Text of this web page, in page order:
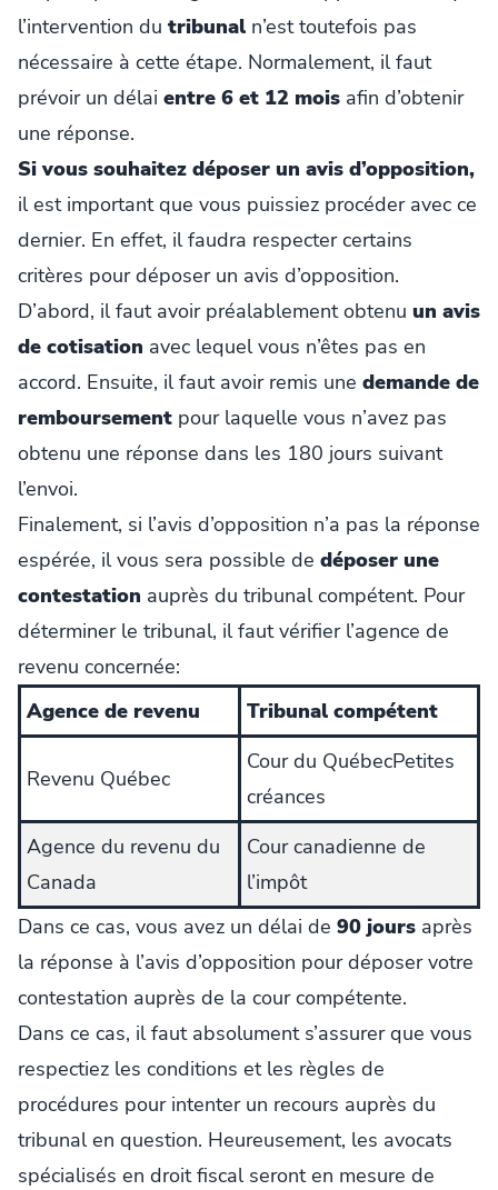
l’intervention du tribunal n’est toutefois pas
nécessaire à cette étape. Normalement, il faut
prévoir un délai entre 6 et 12 mois afin d’obtenir
une réponse.
Si vous souhaitez déposer un avis d’opposition,
il est important que vous puissiez procéder avec ce
dernier. En effet, il faudra respecter certains
critères pour déposer un avis d’opposition.
D’abord, il faut avoir préalablement obtenu un avis
de cotisation avec lequel vous n’êtes pas en
accord. Ensuite, il faut avoir remis une demande de
remboursement pour laquelle vous n’avez pas
obtenu une réponse dans les 180 jours suivant
l’envoi.
Finalement, si l’avis d’opposition n’a pas la réponse
espérée, il vous sera possible de déposer une
contestation auprès du tribunal compétent. Pour
déterminer le tribunal, il faut vérifier l’agence de
revenu concernée:
Agence de revenu
Tribunal compétent
Revenu Québec
Cour du QuébecPetites
créances
Agence du revenu du
Canada
Cour canadienne de
l’impôt
Dans ce cas, vous avez un délai de 90 jours après
la réponse à l’avis d’opposition pour déposer votre
contestation auprès de la cour compétente.
Dans ce cas, il faut absolument s’assurer que vous
respectiez les conditions et les règles de
procédures pour intenter un recours auprès du
tribunal en question. Heureusement, les avocats
spécialisés en droit fiscal seront en mesure de